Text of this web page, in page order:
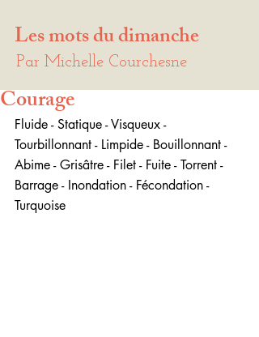
Les mots du dimanche
Par Michelle Courchesne
Courage
Fluide - Statique - Visqueux -
Tourbillonnant - Limpide - Bouillonnant -
Abime - Grisâtre - Filet - Fuite - Torrent -
Barrage - Inondation - Fécondation -
Turquoise